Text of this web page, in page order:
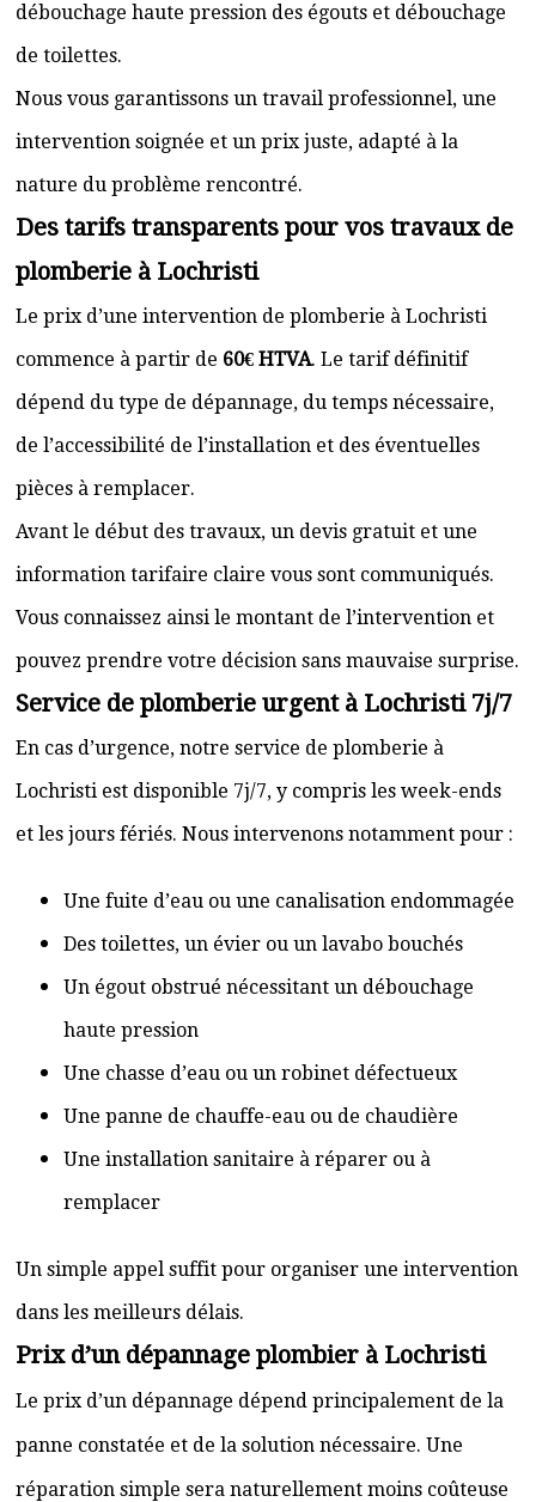
débouchage haute pression des égouts et débouchage
de toilettes.
Nous vous garantissons un travail professionnel, une
intervention soignée et un prix juste, adapté à la
nature du problème rencontré.
Des tarifs transparents pour vos travaux de
plomberie à Lochristi
Le prix d’une intervention de plomberie à Lochristi
commence à partir de 60€ HTVA. Le tarif définitif
dépend du type de dépannage, du temps nécessaire,
de l’accessibilité de l’installation et des éventuelles
pièces à remplacer.
Avant le début des travaux, un devis gratuit et une
information tarifaire claire vous sont communiqués.
Vous connaissez ainsi le montant de l’intervention et
pouvez prendre votre décision sans mauvaise surprise.
Service de plomberie urgent à Lochristi 7j/7
En cas d’urgence, notre service de plomberie à
Lochristi est disponible 7j/7, y compris les week-ends
et les jours fériés. Nous intervenons notamment pour :
Une fuite d’eau ou une canalisation endommagée
Des toilettes, un évier ou un lavabo bouchés
Un égout obstrué nécessitant un débouchage
haute pression
Une chasse d’eau ou un robinet défectueux
Une panne de chauffe-eau ou de chaudière
Une installation sanitaire à réparer ou à
remplacer
Un simple appel suffit pour organiser une intervention
dans les meilleurs délais.
Prix d’un dépannage plombier à Lochristi
Le prix d’un dépannage dépend principalement de la
panne constatée et de la solution nécessaire. Une
réparation simple sera naturellement moins coûteuse